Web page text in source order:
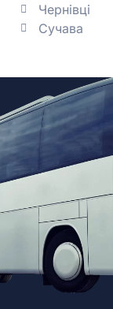
Чернівці
Сучава